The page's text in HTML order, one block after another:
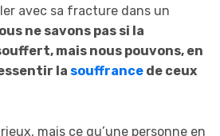
avec sa fracture dans un
ne savons pas si la
mais nous pouvons, en
la souffrance de ceux
mais ce qu’une personne en